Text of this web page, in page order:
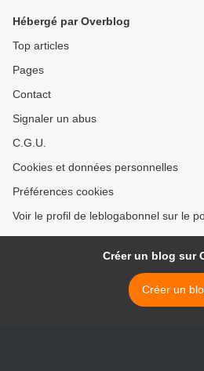
G. Scholem
Hébergé par Overblog
Top articles
Pages
Contact
Signaler un abus
C.G.U.
Cookies et données personnelles
Préférences cookies
Voir le profil de leblogabonnel sur le
Créer un blog sur
Créer un